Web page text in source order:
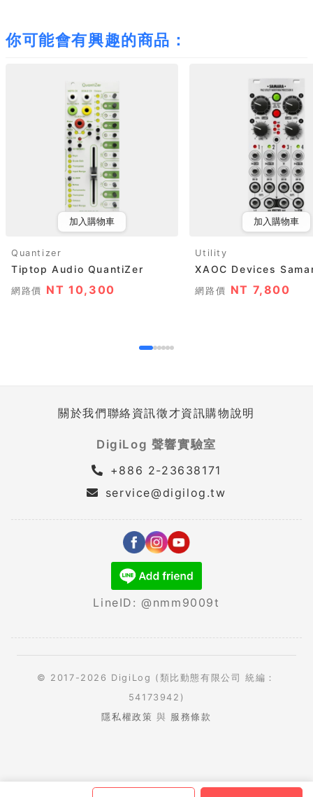
你可能會有興趣的商品：
加入購物車
Quantizer
Tiptop Audio QuantiZer
網路價 NT 10,300
加入購物車
Utility
XAOC Devices
網路價 NT 7,800
關於我們聯絡資訊徵才資訊購物說明
DigiLog 聲響實驗室
+886 2-23638171
service@digilog.tw
LineID: @nmm9009t
© 2017-2026 DigiLog (類比動態有限公司 統編：
54173942)
隱私權政策 與 服務條款